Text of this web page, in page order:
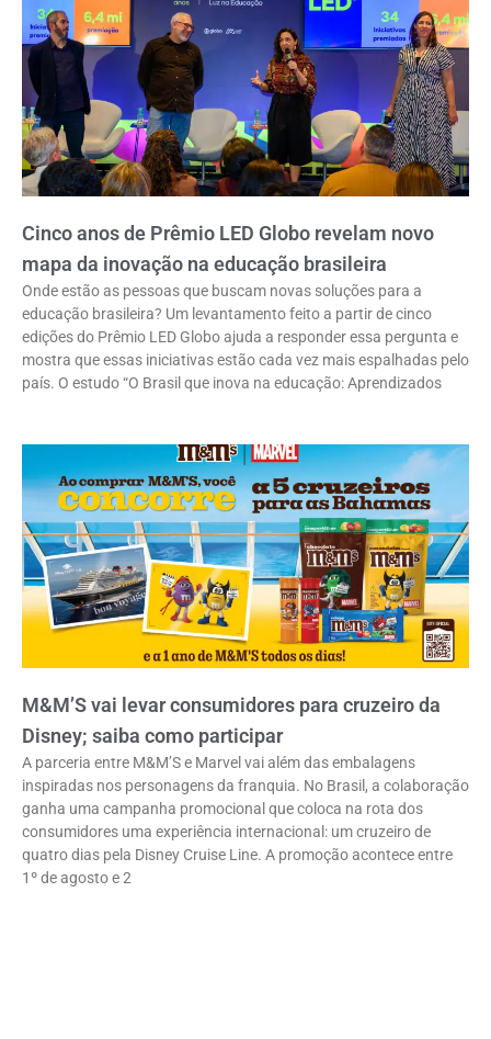
Cinco anos de Prêmio LED Globo revelam novo
mapa da inovação na educação brasileira
Onde estão as pessoas que buscam novas soluções para a
educação brasileira? Um levantamento feito a partir de cinco
edições do Prêmio LED Globo ajuda a responder essa pergunta e
mostra que essas iniciativas estão cada vez mais espalhadas pelo
país. O estudo “O Brasil que inova na educação: Aprendizados
M&M’S vai levar consumidores para cruzeiro da
Disney; saiba como participar
A parceria entre M&M’S e Marvel vai além das embalagens
inspiradas nos personagens da franquia. No Brasil, a colaboração
ganha uma campanha promocional que coloca na rota dos
consumidores uma experiência internacional: um cruzeiro de
quatro dias pela Disney Cruise Line. A promoção acontece entre
1º de agosto e 2